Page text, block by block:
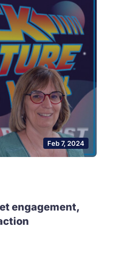
Feb 7, 2024
engagement,